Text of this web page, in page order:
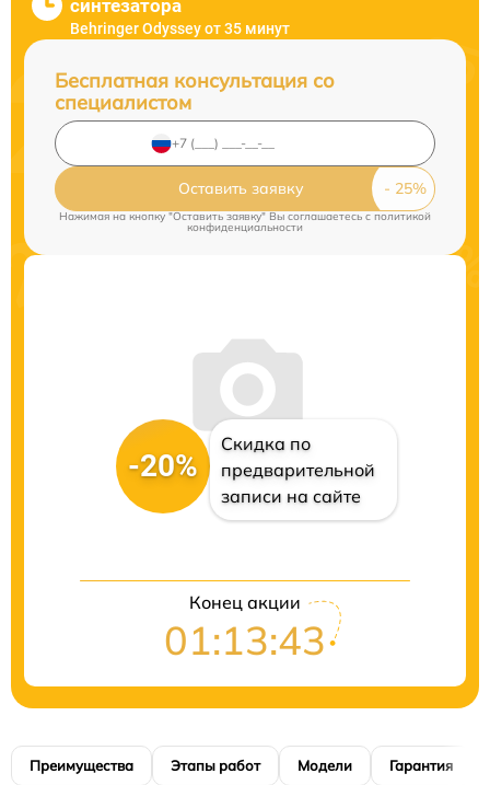
синтезатора
Behringer Odyssey от 35 минут
Бесплатная консультация со
специалистом
Оставить заявку
Нажимая на кнопку "Оставить заявку" Вы соглашаетесь cполитикой
конфиденциальности
-20%
Скидка по
предварительной
записи на сайте
Конец акции
01:13:42
Преимущества Этапы работ Модели Гарантия